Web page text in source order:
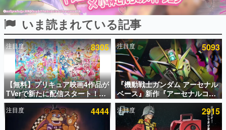
ピックアップ
電ファミのいま読まれている記事ランキング
アプリセール情報
インタビュー
連載・特集一覧
いま読まれている記事
注目度 8305
【無料】プリキュア映画4作品が
TVerで新たに配信スタート！な
んと2018年～2024年の映画ほぼ
すべてが見放題に、ぶっちゃけ
ありえないラインナップ
注目度 5093
『機動戦士ガンダム アーセナル
ベース』新作『アーセナルコマ
ンダー』発表！8月28日からオ
ープンベータテスト開催、2027
年2月下旬に稼働予定
注目度 4444 注目度 2915